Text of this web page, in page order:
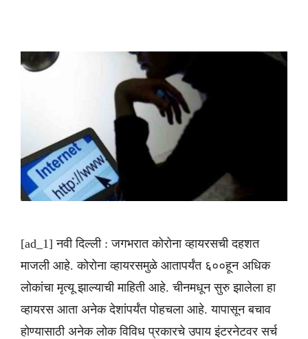
[ad_1] नवी दिल्ली : जगभरात कोरोना व्हायरसची दहशत
माजली आहे. कोरोना व्हायरसमुळे आतापर्यंत ६००हून अधिक
लोकांचा मृत्यू झाल्याची माहिती आहे. चीनमधून सुरु झालेला हा
व्हायरस आता अनेक देशांपर्यंत पोहचला आहे. यापासून बचाव
होण्यासाठी अनेक लोक विविध प्रकारचे उपाय इंटरनेटवर सर्च